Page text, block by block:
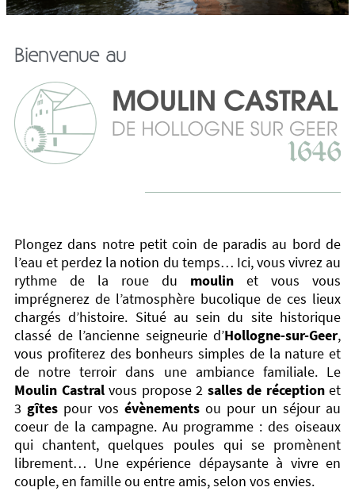
Bienvenue au
Plongez dans notre petit coin de paradis au bord de
l’eau et perdez la notion du temps… Ici, vous vivrez au
rythme de la roue du moulin et vous vous
imprégnerez de l’atmosphère bucolique de ces lieux
chargés d’histoire. Situé au sein du site historique
classé de l’ancienne seigneurie d’Hollogne-sur-Geer,
vous profiterez des bonheurs simples de la nature et
de notre terroir dans une ambiance familiale. Le
Moulin Castralvous propose 2 salles de réceptionet
3 gîtes pour vos évènementsou pour un séjour au
coeur de la campagne. Au programme : des oiseaux
qui chantent, quelques poules qui se promènent
librement… Une expérience dépaysante à vivre en
couple, en famille ou entre amis, selon vos envies.